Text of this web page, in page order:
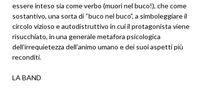
essere inteso sia come verbo (muori nel buco!), che come
sostantivo, una sorta di “buco nel buco”, a simboleggiare il
circolo vizioso e autodistruttivo in cui il protagonista viene
risucchiato, in una generale metafora psicologica
dell’irrequietezza dell’animo umano e dei suoi aspetti più
reconditi.
LA BAND